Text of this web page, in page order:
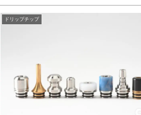
ドリップチップ